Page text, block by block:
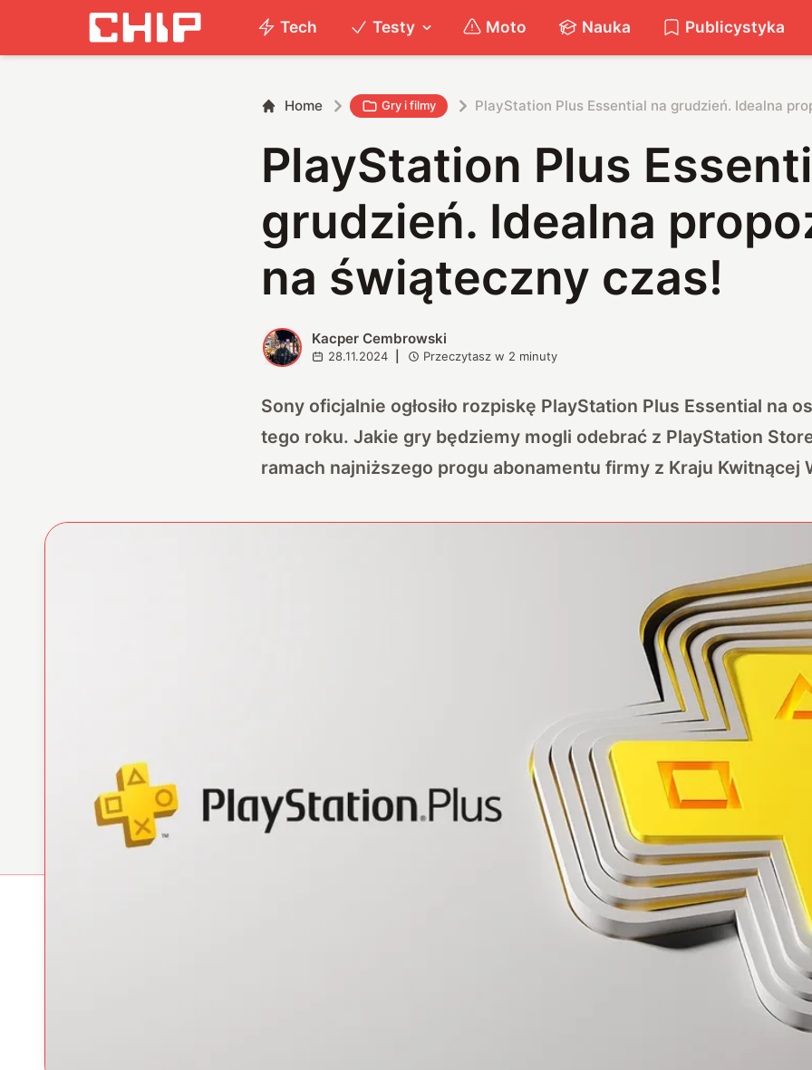
Tech Testy Moto Nauka Publicystyka
Home Gry i filmy PlayStation Plus Essential na grudzień. Idealna
PlayStation Plus
grudzień. Idealna
na świąteczny czas!
K Kacper Cembrowski
28.11.2024 Przeczytasz w 2 minuty
Sony oficjalnie ogłosiło rozpiskę PlayStation Plus Essential na
tego roku. Jakie gry będziemy mogli odebrać z PlayStation
ramach najniższego progu abonamentu firmy z Kraju Kwitnącej